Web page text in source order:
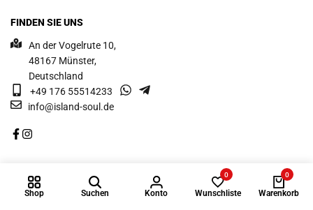
Shop Suchen Konto
0
Wunschliste
0
Warenkorb
FINDEN SIE UNS
An der Vogelrute 10,
48167 Münster,
Deutschland
+49 176 55514233
info@island-soul.de
Shop